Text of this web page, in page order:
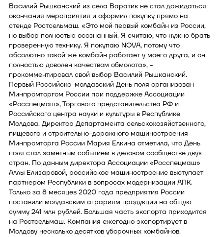
Василий Рышканский из села Варатик не стал дожидаться
окончания мероприятия и оформил покупку прямо на
стенде Ростсельмаш. «Это мой первый комбайн из России,
но выбор полностью осознанный. Я считаю, что нужно брать
проверенную технику. Я покупаю NOVA, потому что
абсолютно такой же комбайн работает у моего друга, и он
полностью доволен качеством обмолота», -
прокомментировал свой выбор Василий Рышканский.
Первый Российско-молдавский День поля организован
Минпромторгом России при поддержке Ассоциации
«Росспецмаш», Торгового представительства РФ и
Российского центра науки и культуры в Республике
Молдова. Директор Департамента сельскохозяйственного,
пищевого и строительно-дорожного машиностроения
Минпромторга России Мария Елкина отметила, что День
поля стал заметным событием в деловом сообществе двух
стран. По данным директора Ассоциации «Росспецмаш»
Аллы Елизаровой, российское машиностроение выступает
партнером Республики в вопросах модернизации АПК.
Только за 8 месяцев 2020 года предприятия России
поставили молдавским аграриям продукции на общую
сумму 241 млн рублей. Большая часть экспорта приходится
на Ростсельмаш. Компания ежегодно экспортирует в
Молдову несколько десятков уборочных комбайнов.